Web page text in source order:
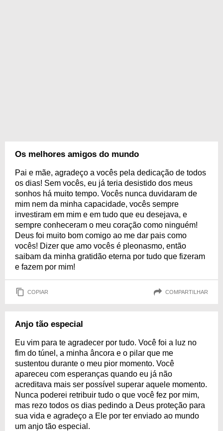
Os melhores amigos do mundo
Pai e mãe, agradeço a vocês pela dedicação de todos
os dias! Sem vocês, eu já teria desistido dos meus
sonhos há muito tempo. Vocês nunca duvidaram de
mim nem da minha capacidade, vocês sempre
investiram em mim e em tudo que eu desejava, e
sempre conheceram o meu coração como ninguém!
Deus foi muito bom comigo ao me dar pais como
vocês! Dizer que amo vocês é pleonasmo, então
saibam da minha gratidão eterna por tudo que fizeram
e fazem por mim!
COPIAR COMPARTILHAR
Anjo tão especial
Eu vim para te agradecer por tudo. Você foi a luz no
fim do túnel, a minha âncora e o pilar que me
sustentou durante o meu pior momento. Você
apareceu com esperanças quando eu já não
acreditava mais ser possível superar aquele momento.
Nunca poderei retribuir tudo o que você fez por mim,
mas rezo todos os dias pedindo a Deus proteção para
sua vida e agradeço a Ele por ter enviado ao mundo
um anjo tão especial.